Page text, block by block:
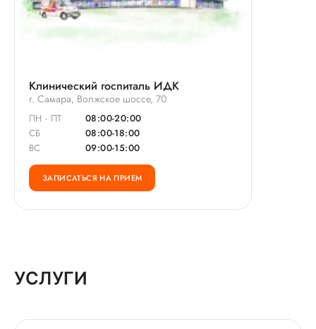
Клинический госпиталь ИДК
г. Самара, Волжское шоссе, 70
ПН - ПТ
08:00-20:00
СБ
08:00-18:00
ВС
09:00-15:00
ЗАПИСАТЬСЯ НА ПРИЕМ
УСЛУГИ